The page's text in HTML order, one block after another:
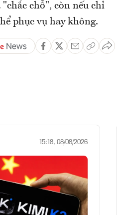
chỗ", còn nếu chỉ
phục vụ hay không.
15:18, 08/08/2026